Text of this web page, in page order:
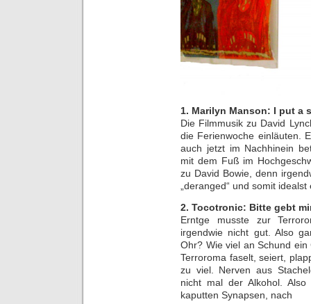
1. Marilyn Manson: I put a
Die Filmmusik zu David
die Ferienwoche einläuten.
auch jetzt im Nachhinein
mit dem Fuß im
zu David Bowie, denn
„deranged“ und somit
2. Tocotronic: Bitte gebt
Erntge musste zur
irgendwie nicht gut. Also
Ohr? Wie viel an Schund
Terroroma faselt, seiert,
zu viel. Nerven aus
nicht mal der Alkohol.
kaputten Synapsen, nach